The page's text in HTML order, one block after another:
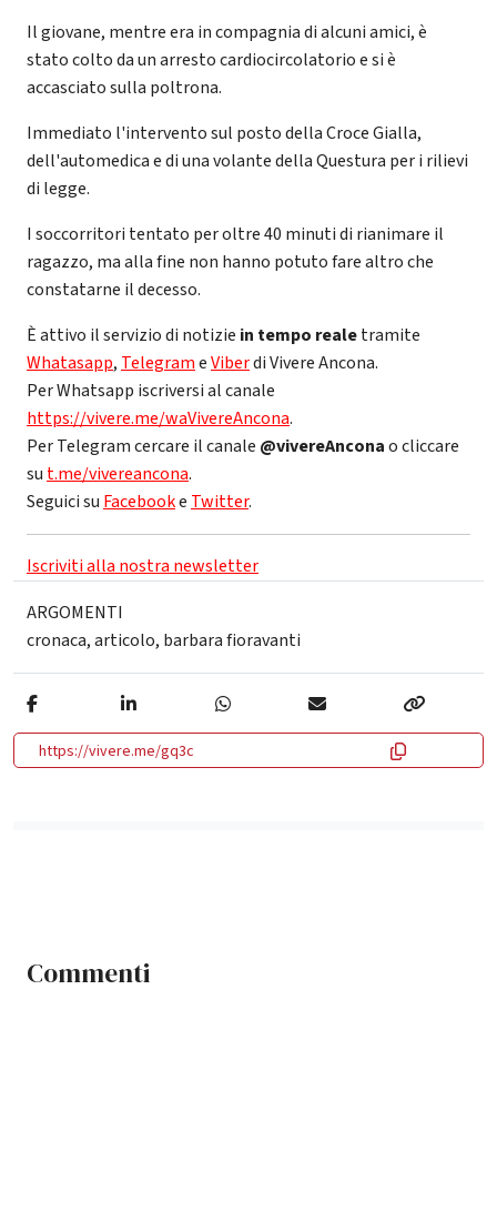
Il giovane, mentre era in compagnia di alcuni amici, è
stato colto da un arresto cardiocircolatorio e si è
accasciato sulla poltrona.
Immediato l'intervento sul posto della Croce Gialla,
dell'automedica e di una volante della Questura per i rilievi
di legge.
I soccorritori tentato per oltre 40 minuti di rianimare il
ragazzo, ma alla fine non hanno potuto fare altro che
constatarne il decesso.
È attivo il servizio di notizie in tempo realetramite
Whatasapp, TelegrameViberdi Vivere Ancona.
Per Whatsapp iscriversi al canale
https://vivere.me/waVivereAncona.
Per Telegram cercare il canale @vivereAnconao cliccare
su t.me/vivereancona.
Seguici su Facebooke Twitter.
Iscriviti alla nostra newsletter
ARGOMENTI
cronaca,articolo, barbara fioravanti
https://vivere.me/gq3c
Commenti